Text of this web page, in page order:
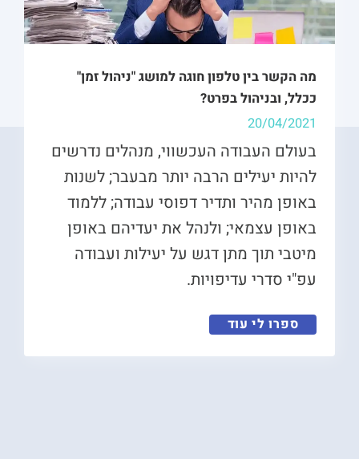
מה הקשר בין טלפון חוגה למושג "ניהול זמן"
ככלל, ובניהול בפרט?
20/04/2021
בעולם העבודה העכשווי, מנהלים נדרשים
להיות יעילים הרבה יותר מבעבר; לשנות
באופן מהיר ותדיר דפוסי עבודה; ללמוד
באופן עצמאי; ולנהל את יעדיהם באופן
מיטבי תוך מתן דגש על יעילות ועבודה
עפ"י סדרי עדיפויות.
ספרו לי עוד